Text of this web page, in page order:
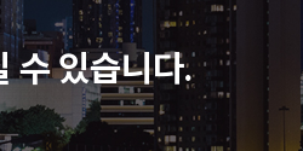
수 있습니다.